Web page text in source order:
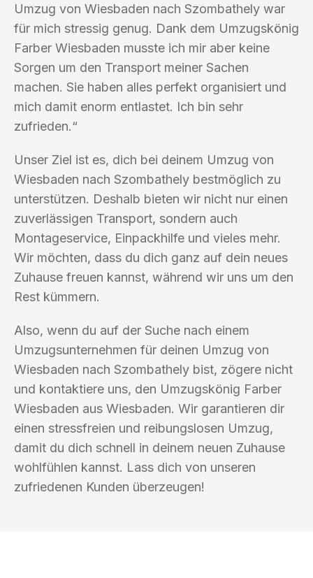
Umzug von Wiesbaden nach Szombathely war
für mich stressig genug. Dank dem Umzugskönig
Farber Wiesbaden musste ich mir aber keine
Sorgen um den Transport meiner Sachen
machen. Sie haben alles perfekt organisiert und
mich damit enorm entlastet. Ich bin sehr
zufrieden.“
Unser Ziel ist es, dich bei deinem Umzug von
Wiesbaden nach Szombathely bestmöglich zu
unterstützen. Deshalb bieten wir nicht nur einen
zuverlässigen Transport, sondern auch
Montageservice, Einpackhilfe und vieles mehr.
Wir möchten, dass du dich ganz auf dein neues
Zuhause freuen kannst, während wir uns um den
Rest kümmern.
Also, wenn du auf der Suche nach einem
Umzugsunternehmen für deinen Umzug von
Wiesbaden nach Szombathely bist, zögere nicht
und kontaktiere uns, den Umzugskönig Farber
Wiesbaden aus Wiesbaden. Wir garantieren dir
einen stressfreien und reibungslosen Umzug,
damit du dich schnell in deinem neuen Zuhause
wohlfühlen kannst. Lass dich von unseren
zufriedenen Kunden überzeugen!